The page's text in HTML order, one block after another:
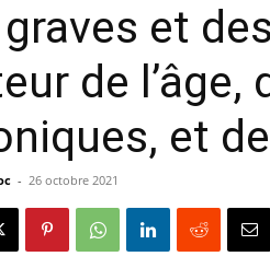
et
de l’âge,
et
- 26 octobre 2021